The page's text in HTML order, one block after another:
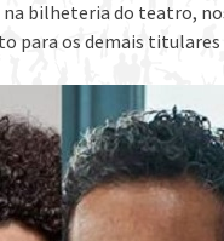
bilheteria do teatro,
para os demais